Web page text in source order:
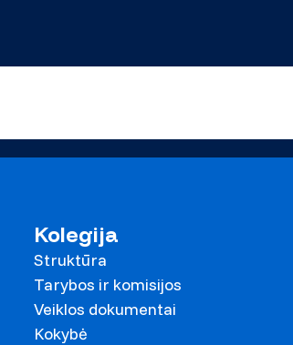
Kolegija
Struktūra
Tarybos ir komisijos
Veiklos dokumentai
Kokybė